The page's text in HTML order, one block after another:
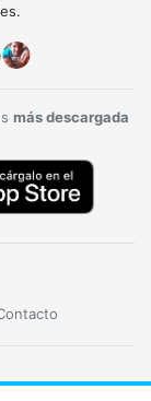
más descargada